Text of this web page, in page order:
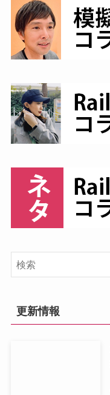
更新情報